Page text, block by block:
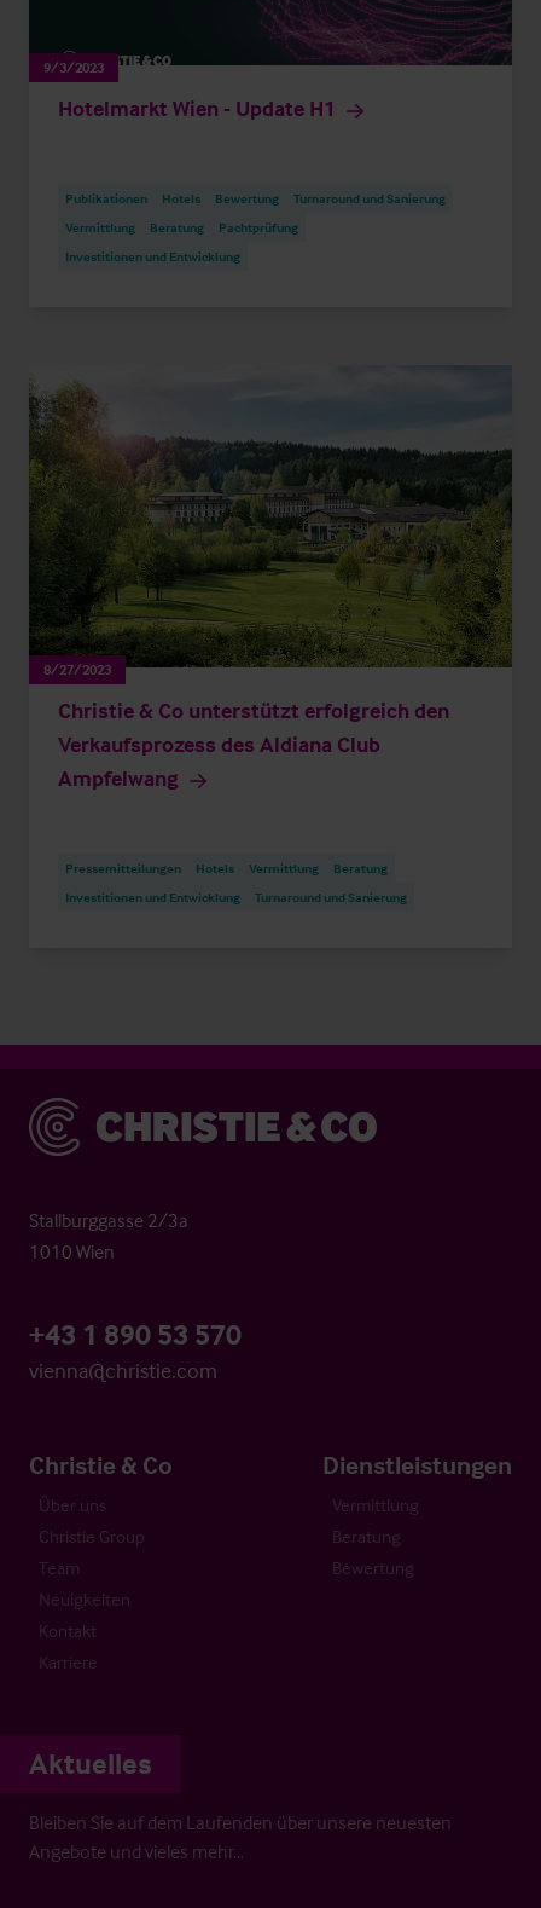
9/3/2023
Hotelmarkt Wien - Update H1
Publikationen Hotels Bewertung
Turnaround und Sanierung
Vermittlung
Beratung
Pachtprüfung
Investitionen und Entwicklung
8/27/2023
Christie & Co unterstützt erfolgreich den
Verkaufsprozess des Aldiana Club
Ampfelwang
Pressemitteilungen Hotels Vermittlung
Beratung
Investitionen und Entwicklung
Turnaround und Sanierung
Christie & Co
Stallburggasse 2/3a
1010 Wien
+43 1 890 53 570
vienna@christie.com
Christie & Co
Über uns
Christie Group
Team
Neuigkeiten
Kontakt
Karriere
Dienstleistungen
Vermittlung
Beratung
Bewertung
Aktuelles
Bleiben Sie auf dem Laufenden über unsere neuesten
Angebote und vieles mehr…